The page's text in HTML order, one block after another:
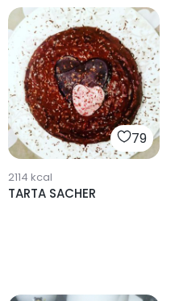
79
2114 kcal
TARTA SACHER